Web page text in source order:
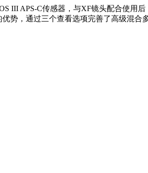
III APS-C传感器，与XF镜头配合使用
势，通过三个查看选项完善了高级混合